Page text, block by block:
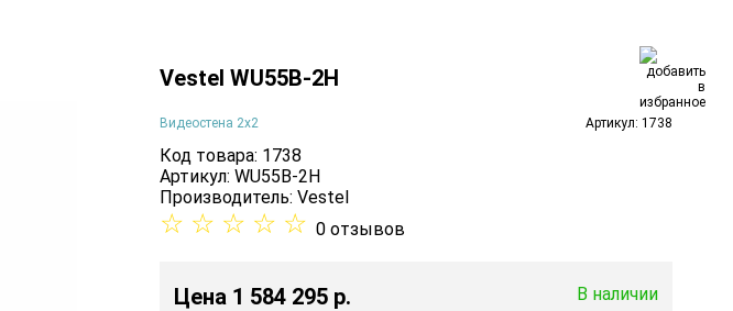
Vestel WU55B-2H
Видеостена 2x2 Артикул: 1738
Код товара: 1738
Артикул: WU55B-2H
Производитель:Vestel
☆ ☆ ☆ ☆ ☆ 0 отзывов
Цена 1 584 295 p. В наличии